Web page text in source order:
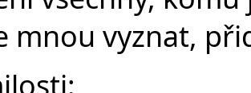
mnou vyznat,